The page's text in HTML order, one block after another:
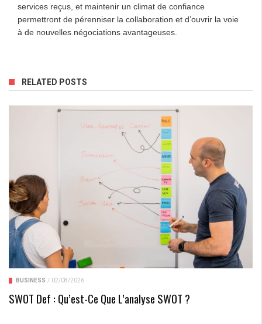
services reçus, et maintenir un climat de confiance
permettront de pérenniser la collaboration et d’ouvrir la voie
à de nouvelles négociations avantageuses.
RELATED POSTS
BUSINESS / 02/08/2026
SWOT Def : Qu’est-Ce Que L’analyse SWOT ?